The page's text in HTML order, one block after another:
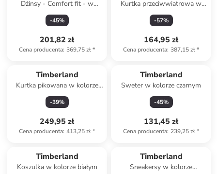
Dżinsy - Comfort fit - w
kolorze granatowym
-45%
201,82 zł
Cena producenta: 369,75 zł*
Kurtka przeciwwiatrowa w
kolorze granatowym
-57%
164,95 zł
Cena producenta: 387,15 zł*
Timberland
Kurtka pikowana w kolorze
niebieskim
-39%
249,95 zł
Cena producenta: 413,25 zł*
Timberland
Sweter w kolorze czarnym
-45%
131,45 zł
Cena producenta: 239,25 zł*
Timberland
Koszulka w kolorze białym
Timberland
Sneakersy w kolorze